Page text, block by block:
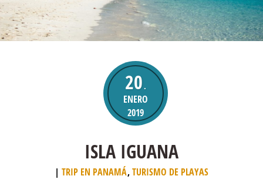
20.
ENERO
2019
ISLA IGUANA
TRIP EN PANAMÁ,TURISMO DE PLAYAS